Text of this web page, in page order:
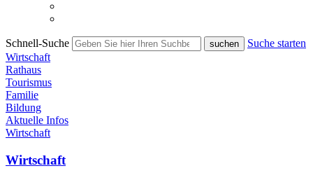
Schnell-Suche
Suche starten
Wirtschaft
Rathaus
Tourismus
Familie
Bildung
Aktuelle Infos
Wirtschaft
Wirtschaft